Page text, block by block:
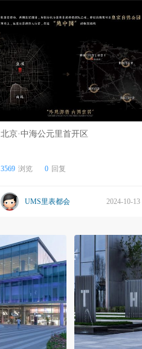
北京·中海公元里首开区
3569 浏览 0 回复
UMS里表都会 2024-10-13